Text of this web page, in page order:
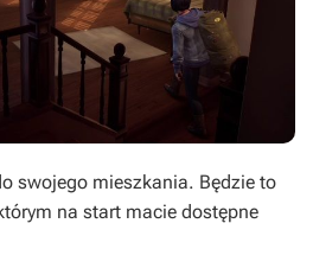
swojego mieszkania. Będzie to
na start macie dostępne